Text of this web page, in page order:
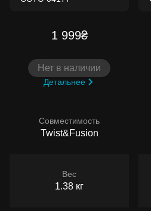
1 999₴
Нет в наличии
Детальнее
Совместимость
Twist&Fusion
Вес
1.38 кг